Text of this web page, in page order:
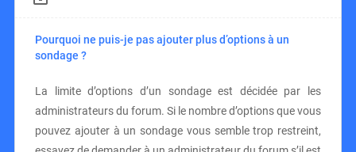
Pourquoi ne puis-je pas ajouter plus d’options à un
sondage ?
La limite d’options d’un sondage est décidée par les
administrateurs du forum. Si le nombre d’options que vous
pouvez ajouter à un sondage vous semble trop restreint,